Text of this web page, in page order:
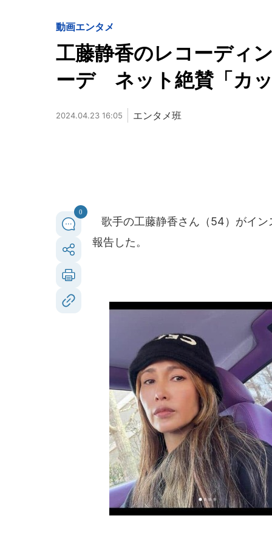
動画エンタメ
工藤静香のレコーディ
ーデ ネット絶賛「カ
2024.04.23 16:05 エンタメ班
0
歌手の工藤静香さん（54）がイン
報告した。